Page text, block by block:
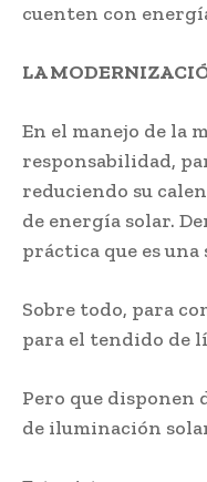
cuenten con
LA
En el manejo de la
responsabilidad,
reduciendo su
de energía solar.
práctica que es una
Sobre todo, para
para el tendido de
Pero que disponen
de iluminación